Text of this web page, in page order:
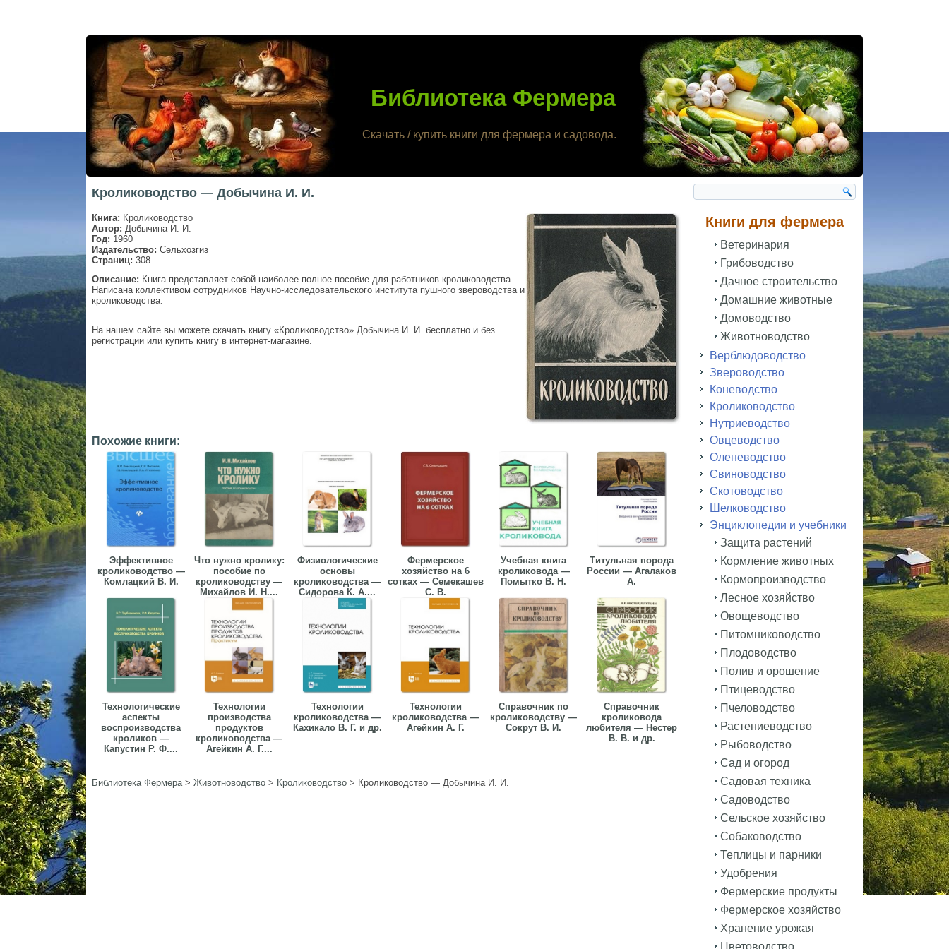
Библиотека Фермера
Скачать / купить книги для фермера и садовода.
Кролиководство — Добычина И. И.
Книга: Кролиководство
Автор: Добычина И. И.
Год: 1960
Издательство: Сельхозгиз
Страниц: 308
Описание: Книга представляет собой наиболее полное пособие для работников кролиководства.
Написана коллективом сотрудников Научно-исследовательского института пушного звероводства и
кролиководства.
На нашем сайте вы можете скачать книгу «Кролиководство» Добычина И. И. бесплатно и без
регистрации или купить книгу в интернет-магазине.
Похожие книги:
Эффективное
кролиководство —
Комлацкий В. И.
Что нужно кролику:
пособие по
кролиководству —
Михайлов И. Н....
Физиологические
основы
кролиководства —
Сидорова К. А....
Фермерское
хозяйство на 6
сотках — Семекашев
С. В.
Учебная книга
кроликовода —
Помытко В. Н.
Титульная порода
России — Агалаков
А.
Технологические
аспекты
воспроизводства
кроликов —
Капустин Р. Ф....
Технологии
производства
продуктов
кролиководства —
Агейкин А. Г....
Технологии
кролиководства —
Кахикало В. Г. и др.
Технологии
кролиководства —
Агейкин А. Г.
Справочник по
кролиководству —
Сокрут В. И.
Справочник
кроликовода
любителя — Нестер
В. В. и др.
Библиотека Фермера> Животноводство > Кролиководство > Кролиководство — Добычина И. И.
Книги для фермера
Ветеринария
Грибоводство
Дачное строительство
Домашние животные
Домоводство
Животноводство
Верблюдоводство
Звероводство
Коневодство
Кролиководство
Нутриеводство
Овцеводство
Оленеводство
Свиноводство
Скотоводство
Шелководство
Энциклопедии и учебники
Защита растений
Кормление животных
Кормопроизводство
Лесное хозяйство
Овощеводство
Питомниководство
Плодоводство
Полив и орошение
Птицеводство
Пчеловодство
Растениеводство
Рыбоводство
Сад и огород
Садовая техника
Садоводство
Сельское хозяйство
Собаководство
Теплицы и парники
Удобрения
Фермерские продукты
Фермерское хозяйство
Хранение урожая
Цветоводство